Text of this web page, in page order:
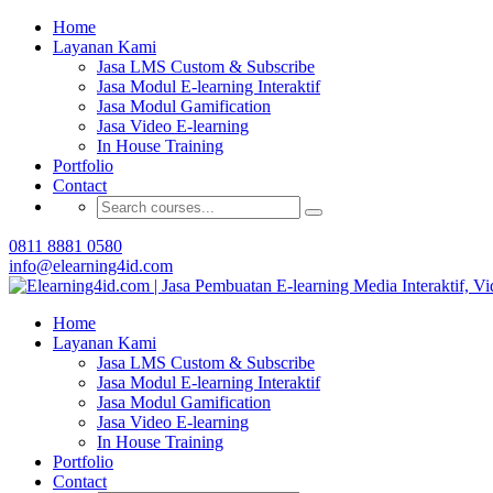
Home
Layanan Kami
Jasa LMS Custom & Subscribe
Jasa Modul E-learning Interaktif
Jasa Modul Gamification
Jasa Video E-learning
In House Training
Portfolio
Contact
0811 8881 0580
info@elearning4id.com
Home
Layanan Kami
Jasa LMS Custom & Subscribe
Jasa Modul E-learning Interaktif
Jasa Modul Gamification
Jasa Video E-learning
In House Training
Portfolio
Contact